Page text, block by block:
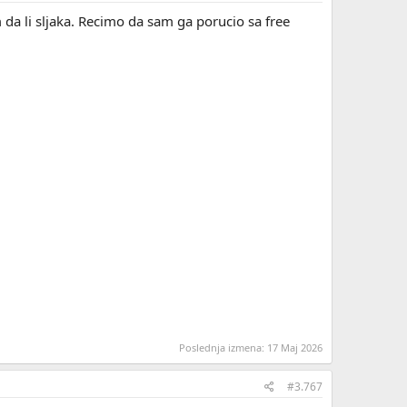
li sljaka. Recimo da sam ga porucio sa free
Poslednja izmena: 17 Maj 2026
#3.767